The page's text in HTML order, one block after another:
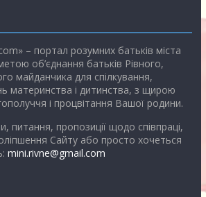
– портал розумних батьків міста
об’єднання батьків Рівного,
майданчика для спілкування,
материнства і дитинства, з щирою
і процвітання Вашої родини.
питання, пропозиції щодо співпраці,
Сайту або просто хочеться
mini.rivne@gmail.com